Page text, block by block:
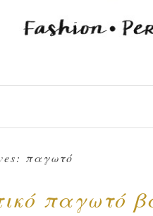
παγωτό
παγωτό